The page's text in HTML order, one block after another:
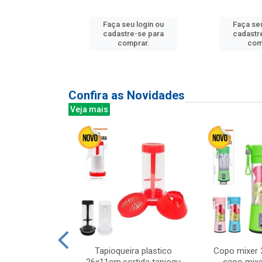
Faça seu login ou
cadastre-se para
comprar.
Faça
Confira as Novidades
Veja mais
Tapioqueira plastico
Copo mixer